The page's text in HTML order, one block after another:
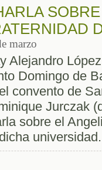
marzo
Alejandro
Domingo de
convento de
Jurczak
sobre el
universidad.